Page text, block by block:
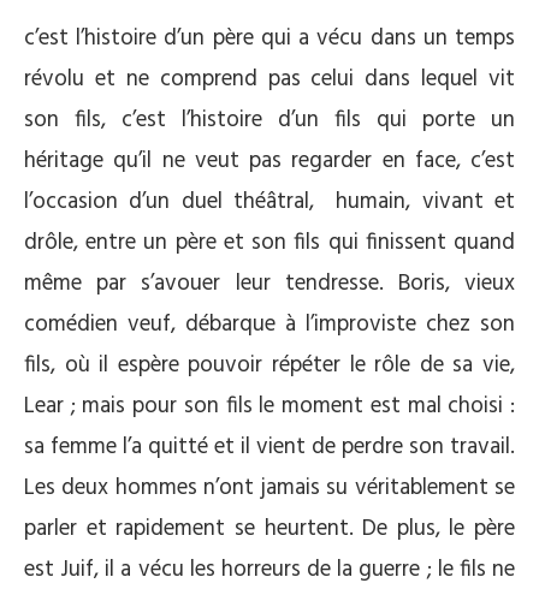
c’est l’histoire d’un père qui a vécu dans un temps
révolu et ne comprend pas celui dans lequel vit
son fils, c’est l’histoire d’un fils qui porte un
héritage qu’il ne veut pas regarder en face, c’est
l’occasion d’un duel théâtral, humain, vivant et
drôle, entre un père et son fils qui finissent quand
même par s’avouer leur tendresse. Boris, vieux
comédien veuf, débarque à l’improviste chez son
fils, où il espère pouvoir répéter le rôle de sa vie,
Lear ; mais pour son fils le moment est mal choisi :
sa femme l’a quitté et il vient de perdre son travail.
Les deux hommes n’ont jamais su véritablement se
parler et rapidement se heurtent. De plus, le père
est Juif, il a vécu les horreurs de la guerre ; le fils ne